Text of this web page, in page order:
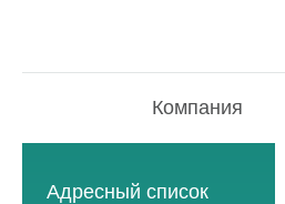
Компания
Адресный список